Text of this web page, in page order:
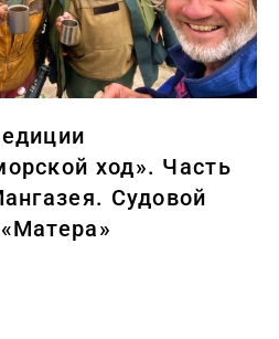
ход». Часть
Судовой